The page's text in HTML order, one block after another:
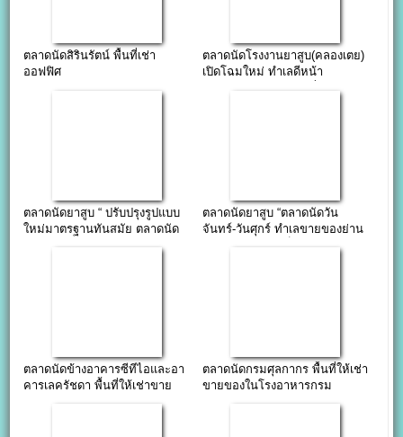
ตลาดนัดสิรินรัตน์ พื้นที่เช่า
ออฟฟิศ
ตลาดนัดโรงงานยาสูบ(คลองเตย)
เปิดโฉมใหม่ ทำเลดีหน้า
ตลาดนัดยาสูบ “ ปรับปรุงรูปแบบ
ใหม่มาตรฐานทันสมัย ตลาดนัด
ตลาดนัด​ยาสูบ​ “ตลาดนัดวัน
จันทร์-วันศุกร์ ทำเลขายของย่าน
พระราม 4” (จองล็อคติดต่อ…)
ตลาดนัดข้างอาคารซีทีไอและอา
คารเลครัชดา พื้นที่ให้เช่าขาย
ตลาดนัดกรมศุลกากร พื้นที่ให้เช่า
ขายของในโรงอาหารกรม